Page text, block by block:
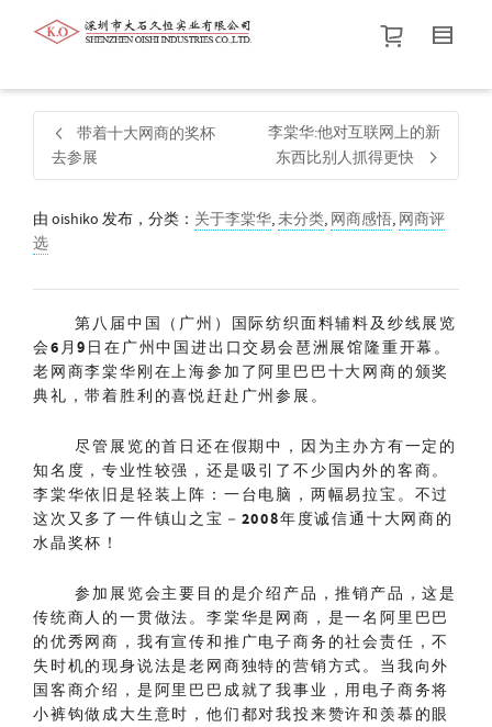
帮我查找新的衬衫尺码
价格介于
默认品牌.
带着十大网商的奖杯
去参展
李棠华:他对互联网上的新
东西比别人抓得更快
由 oishiko 发布，分类： 关于李棠华,未分类, 网商感悟, 网商评
选
第八届中国（广州）国际纺织面料辅料及纱线展览
会6月9 日在广州中国进出口交易会琶洲展馆隆重开幕。
老网商李棠华刚在上海参加了阿里巴巴十大网商的颁奖
典礼，带着胜利的喜悦赶赴广州参展。
尽管展览的首日还在假期中，因为主办方有一定的
知名度，专业性较强，还是吸引了不少国内外的客商。
李棠华依旧是轻装上阵：一台电脑，两幅易拉宝。不过
这次又多了一件镇山之宝－ 2008年度诚信通十大网商的
水晶奖杯！
参加展览会主要目的是介绍产品，推销产品，这是
传统商人的一贯做法。李棠华是网商，是一名阿里巴巴
的优秀网商，我有宣传和推广电子商务的社会责任，不
失时机的现身说法是老网商独特的营销方式。当我向外
国客商介绍，是阿里巴巴成就了我事业，用电子商务将
小裤钩做成大生意时，他们都对我投来赞许和羡慕的眼